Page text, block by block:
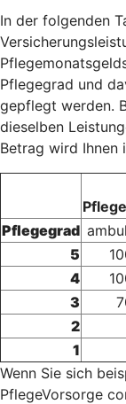
In der folgenden
Pflegegrad und
gepflegt werden.
dieselben
Betrag wird Ihnen
Pflegegrad
5
4
3
2
1
Wenn Sie sich
PflegeVorsorge